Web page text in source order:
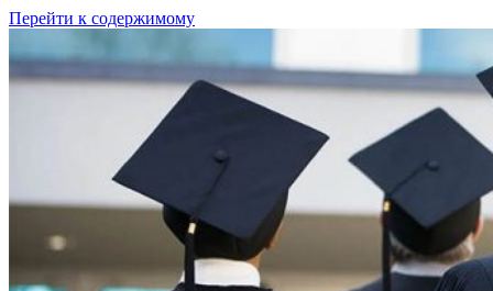
Перейти к содержимому